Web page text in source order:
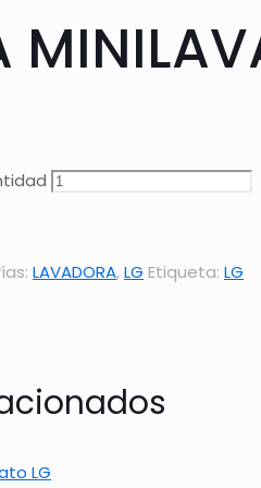
LAVADORA,LG Etiqueta: LG